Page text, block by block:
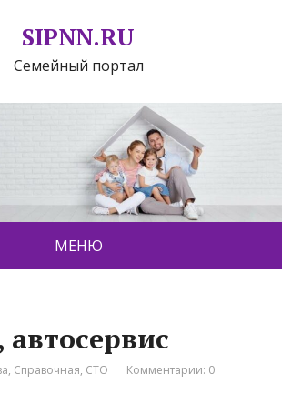
SIPNN.RU
Семейный портал
МЕНЮ
автосервис
, Справочная, СТО Комментарии: 0